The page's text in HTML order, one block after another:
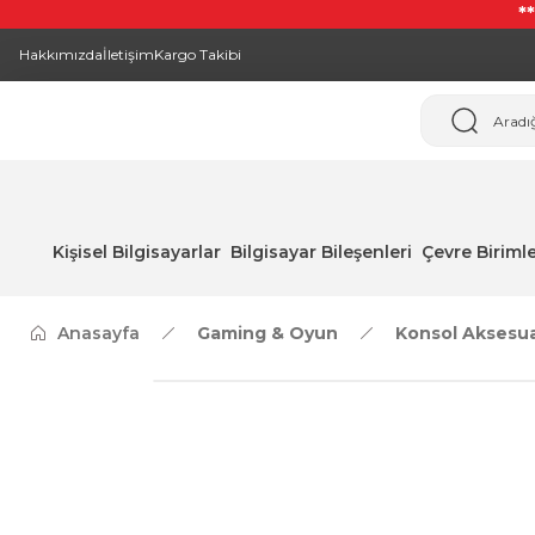
HakkımızdaİletişimKargo Takibi
Kişisel Bilgisayarlar Bilgisayar Bileşenleri Çevre
Anasayfa Gaming & Oyun Konsol